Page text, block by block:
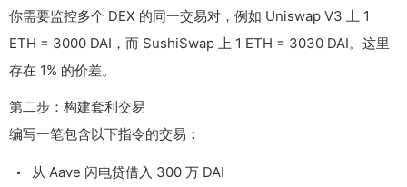
你需要监控多个 DEX 的同一交易对，例如 Uniswap V3 上 1
ETH = 3000 DAI，而 SushiSwap 上 1 ETH = 3030 DAI。这里
存在 1% 的价差。
第二步：构建套利交易
编写一笔包含以下指令的交易：
从 Aave 闪电贷借入 300 万 DAI